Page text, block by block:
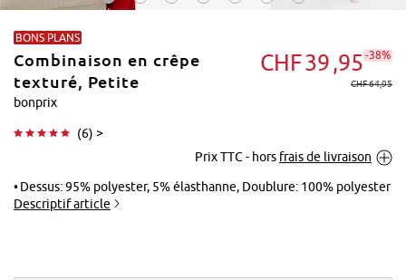
agrandir
BONS PLANS
Combinaison en crêpe
texturé, Petite
bonprix
(6) >
CHF39 95 -38%
CHF 64,95
Prix TTC - hors frais de livraison
Dessus: 95% polyester, 5% élasthanne, Doublure: 100% polyester
Descriptif article